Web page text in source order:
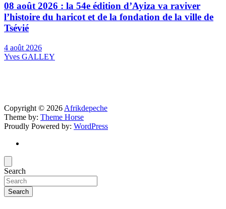
08 août 2026 : la 54e édition d’Ayiza va raviver
l’histoire du haricot et de la fondation de la ville de
Tsévié
4 août 2026
Yves GALLEY
Copyright © 2026 Afrikdepeche
Theme by: Theme Horse
Proudly Powered by: WordPress
Search
Search